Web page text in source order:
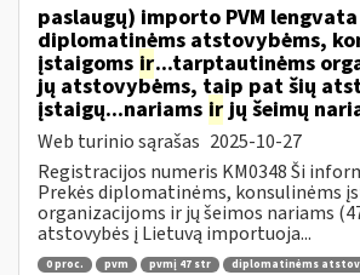
paslaugų) importo PVM lengvata
diplomatinėms atstovybėms,
įstaigoms ir...tarptautinėms
jų atstovybėms, taip pat šių
įstaigų...nariams irjų šeimų
Web turinio sąrašas 2025-10-27
Registracijos numeris KM0348 Ši
Prekės diplomatinėms, konsulinėms
organizacijoms ir jų šeimos nariams
atstovybės į Lietuvą importuoja...
0 proc. pvm pvmį 47 str
diplomatinėms